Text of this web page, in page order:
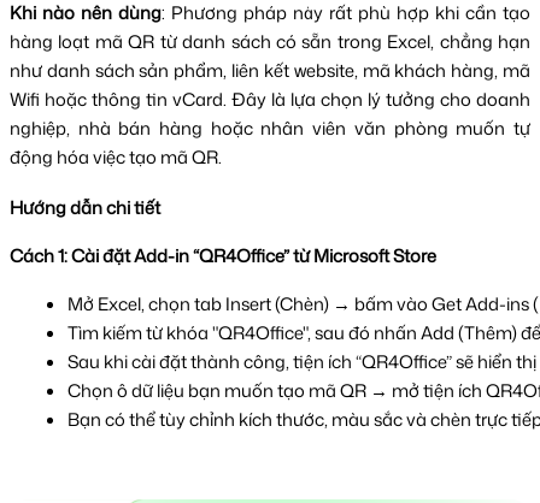
Khi nào nên dùng: Phương pháp này rất phù hợp khi cần tạo
hàng loạt mã QR từ danh sách có sẵn trong Excel, chẳng hạn
như danh sách sản phẩm, liên kết website, mã khách hàng, mã
Wifi hoặc thông tin vCard. Đây là lựa chọn lý tưởng cho doanh
nghiệp, nhà bán hàng hoặc nhân viên văn phòng muốn tự
động hóa việc tạo mã QR.
Hướng dẫn chi tiết
Cách 1: Cài đặt Add-in “QR4Office” từ Microsoft Store
Mở Excel, chọn tab Insert (Chèn) → bấm vào Get Add-ins
Tìm kiếm từ khóa "QR4Office", sau đó nhấn Add (Thêm)
Sau khi cài đặt thành công, tiện ích “QR4Office” sẽ hiển
Chọn ô dữ liệu bạn muốn tạo mã QR → mở tiện ích
Bạn có thể tùy chỉnh kích thước, màu sắc và chèn trực